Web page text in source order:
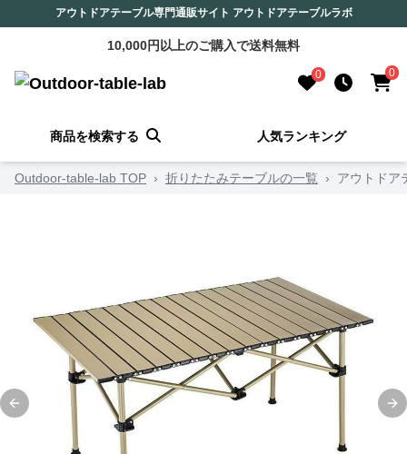
アウトドアテーブル専門通販サイト アウトドアテーブルラボ
10,000円以上のご購入で送料無料
0 0
商品を検索する 人気ランキング
Outdoor-table-lab TOP › 折りたたみテーブルの一覧 › アウトドア
Previous slide